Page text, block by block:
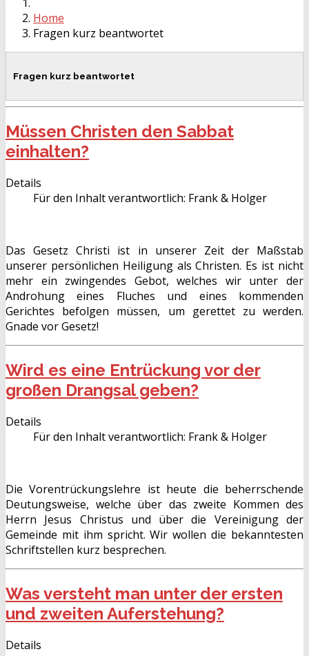
Home
Fragen kurz beantwortet
Fragen kurz beantwortet
Müssen Christen den Sabbat
einhalten?
Details
Für den Inhalt verantwortlich: Frank & Holger
Das Gesetz Christi ist in unserer Zeit der Maßstab
unserer persönlichen Heiligung als Christen. Es ist nicht
mehr ein zwingendes Gebot, welches wir unter der
Androhung eines Fluches und eines kommenden
Gerichtes befolgen müssen, um gerettet zu werden.
Gnade vor Gesetz!
Wird es eine Entrückung vor der
großen Drangsal geben?
Details
Für den Inhalt verantwortlich: Frank & Holger
Die Vorentrückungslehre ist heute die beherrschende
Deutungsweise, welche über das zweite Kommen des
Herrn Jesus Christus und über die Vereinigung der
Gemeinde mit ihm spricht. Wir wollen die bekanntesten
Schriftstellen kurz besprechen.
Was versteht man unter der ersten
und zweiten Auferstehung?
Details